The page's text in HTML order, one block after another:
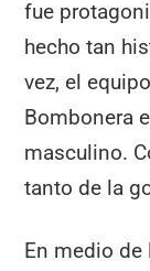
fue
hecho tan
vez, el
Bombonera
masculino.
tanto de la
En medio de